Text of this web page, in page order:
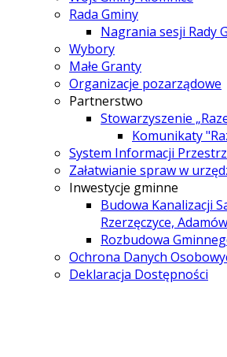
Rada Gminy
Nagrania sesji Rady
Wybory
Małe Granty
Organizacje pozarządowe
Partnerstwo
Stowarzyszenie
Komunikaty
System Informacji
Załatwianie spraw w
Inwestycje gminne
Budowa Kanalizacji
Rzerzęczyce, Adamów
Rozbudowa
Ochrona Danych
Deklaracja Dostępności